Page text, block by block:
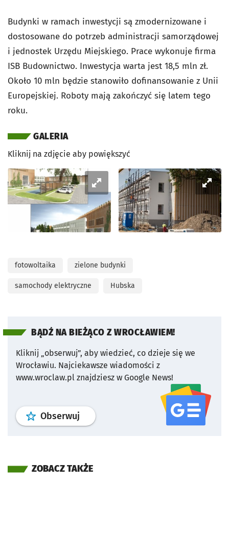
Budynki w ramach inwestycji są zmodernizowane i
dostosowane do potrzeb administracji samorządowej
i jednostek Urzędu Miejskiego. Prace wykonuje firma
ISB Budownictwo. Inwestycja warta jest 18,5 mln zł.
Około 10 mln będzie stanowiło dofinansowanie z Unii
Europejskiej. Roboty mają zakończyć się latem tego
roku.
GALERIA
Kliknij na zdjęcie aby powiększyć
fotowoltaika zielone budynki
samochody elektryczne Hubska
BĄDŹ NA BIEŻĄCO Z WROCŁAWIEM!
Kliknij „obserwuj”, aby wiedzieć, co dzieje się we
Wrocławiu. Najciekawsze wiadomości z
www.wroclaw.pl znajdziesz w Google News!
Obserwuj profil serwisu
ZOBACZ TAKŻE